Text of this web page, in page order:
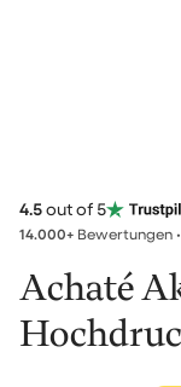
4.5 out of 5
14.000+ Bewertungen
Achaté